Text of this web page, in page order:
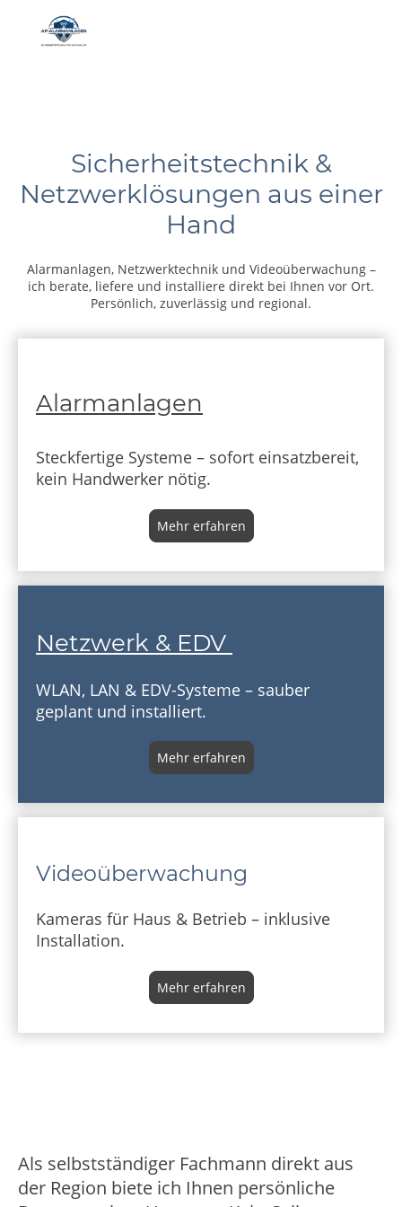
Sicherheitstechnik &
Netzwerklösungen aus einer
Hand
Alarmanlagen, Netzwerktechnik und Videoüberwachung –
ich berate, liefere und installiere direkt bei Ihnen vor Ort.
Persönlich, zuverlässig und regional.
Alarmanlagen
Steckfertige Systeme – sofort einsatzbereit,
kein Handwerker nötig.
Mehr erfahren
Netzwerk & EDV
WLAN, LAN & EDV-Systeme – sauber
geplant und installiert.
Mehr erfahren
Videoüberwachung
Kameras für Haus & Betrieb – inklusive
Installation.
Mehr erfahren
Als selbstständiger Fachmann direkt aus
der Region biete ich Ihnen persönliche